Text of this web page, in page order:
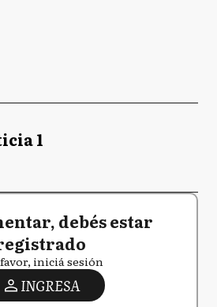
1
debés estar
iniciá sesión
INGRESA